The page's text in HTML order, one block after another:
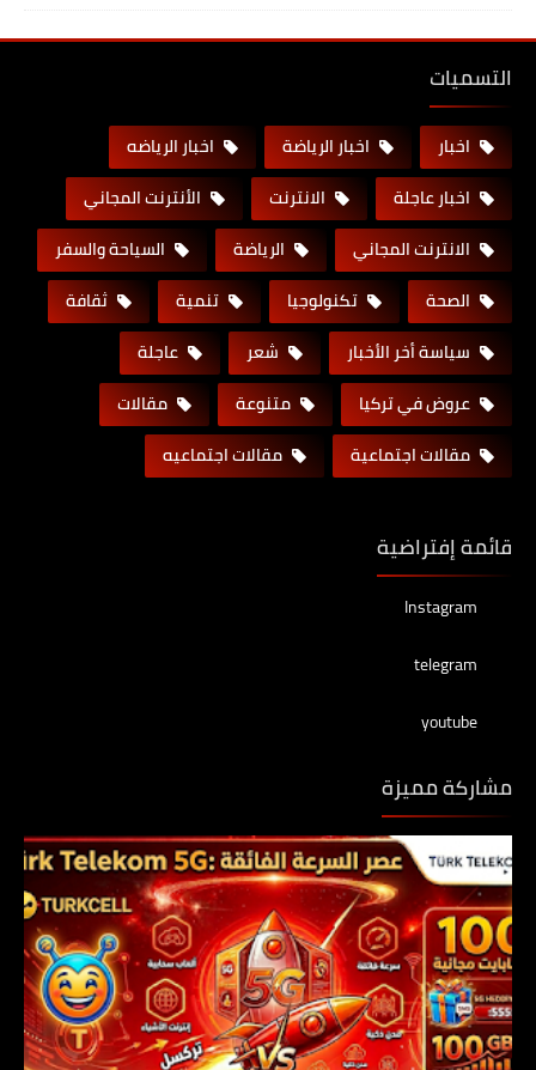
التسميات
اخبار اخبار الرياضة
اخبار الرياضه
اخبار عاجلة
الانترنت
الأنترنت المجاني
الانترنت المجاني
الرياضة
السياحة والسفر
الصحة
تكنولوجيا تنمية
ثقافة
سياسة أخر الأخبار
شعر
عاجلة
عروض في تركيا
متنوعة
مقالات
مقالات اجتماعية
مقالات اجتماعيه
قائمة إفتراضية
Instagram
telegram
youtube
مشاركة مميزة